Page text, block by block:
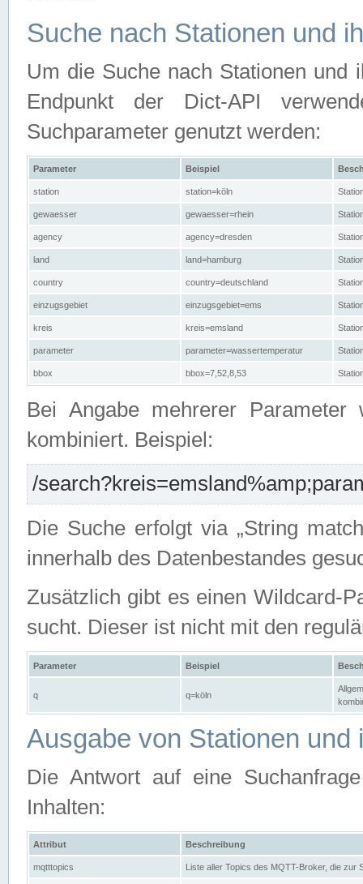
Suche nach Stationen und
Um die Suche nach Stationen und
Endpunkt der Dict-API
Suchparameter genutzt werden:
Parameter Beispiel
station station=köln
gewaesser gewaesser=rhein
agency agency=dresden
land land=hamburg
country country=deutschland
einzugsgebiet einzugsgebiet=ems
kreis kreis=emsland
parameter parameter=wassertemperatur
bbox bbox=7,52,8,53
Bei Angabe mehrerer Parameter
kombiniert. Beispiel:
/
Die Suche erfolgt via „String
innerhalb des Datenbestandes
Zusätzlich gibt es einen Wildcard-
sucht. Dieser ist nicht mit den
Parameter Beispiel
q q=köln
Ausgabe von Stationen und
Die Antwort auf eine
Inhalten:
Attribut Beschreibung
mqtttopics Liste aller Topics des MQTT-Broker, die zur